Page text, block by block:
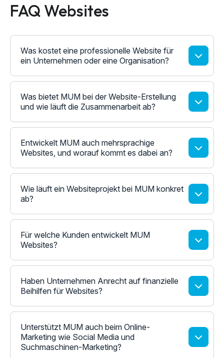
FAQ Websites
Was kostet eine professionelle Website für
ein Unternehmen oder eine Organisation?
Was bietet MUM bei der Website-Erstellung
und wie läuft die Zusammenarbeit ab?
Entwickelt MUM auch mehrsprachige
Websites, und worauf kommt es dabei an?
Wie läuft ein Websiteprojekt bei MUM konkret
ab?
Für welche Kunden entwickelt MUM
Websites?
Haben Unternehmen Anrecht auf finanzielle
Beihilfen für Websites?
Unterstützt MUM auch beim Online-
Marketing wie Social Media und
Suchmaschinen-Marketing?